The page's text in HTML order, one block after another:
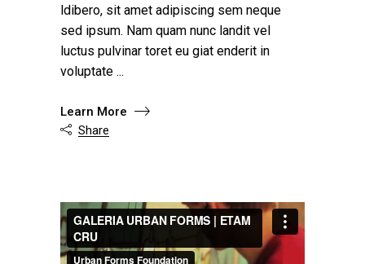
ldibero, sit amet adipiscing sem neque
sed ipsum. Nam quam nunc landit vel
luctus pulvinar toret eu giat enderit in
voluptate
Learn More
 Share